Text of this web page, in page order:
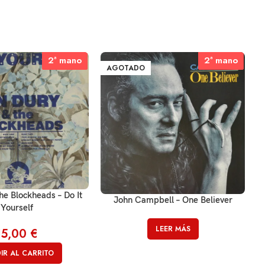
2ª mano
2ª mano
Blockheads – Do It
Yourself
€
AL CARRITO
AGOTADO
2ª mano
2ª mano
John Campbell – One Believer
LEER MÁS